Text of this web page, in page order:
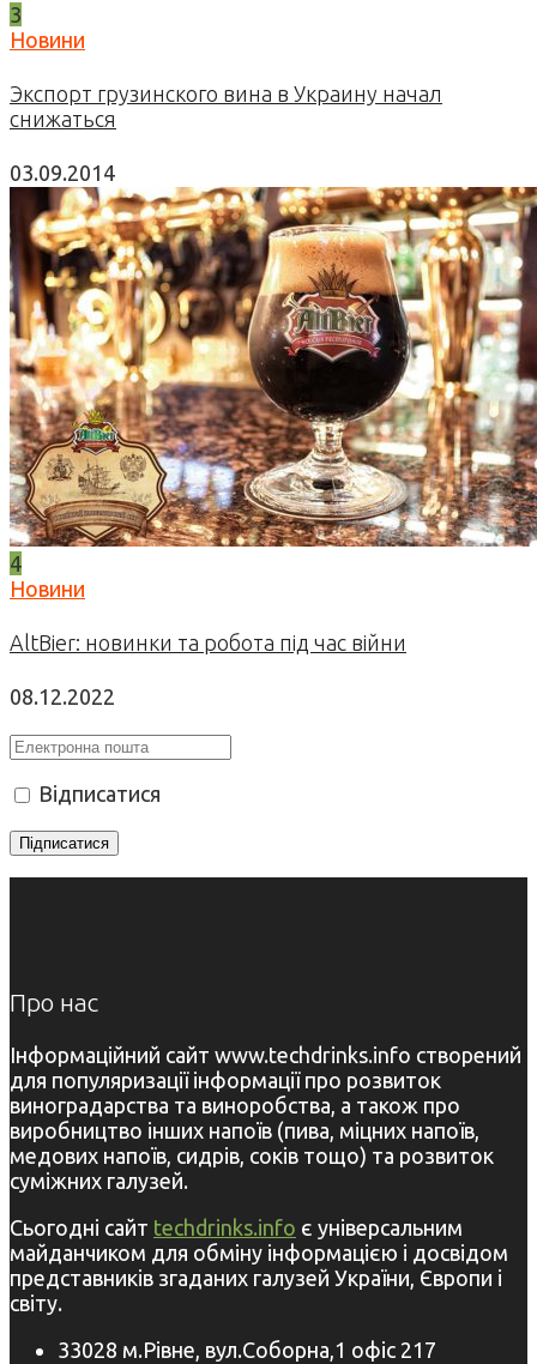
3
Новини
Экспорт грузинского вина в Украину начал
снижаться
03.09.2014
4
Новини
AltBier: новинки та робота під час війни
08.12.2022
Відписатися
Про нас
Інформаційний сайт www.techdrinks.info створений
для популяризації інформації про розвиток
виноградарства та виноробства, а також про
виробництво інших напоїв (пива, міцних напоїв,
медових напоїв, сидрів, соків тощо) та розвиток
суміжних галузей.
Сьогодні сайт techdrinks.info є універсальним
майданчиком для обміну інформацією і досвідом
представників згаданих галузей України, Європи і
світу.
33028 м.Рівне, вул.Соборна,1 офіс 217